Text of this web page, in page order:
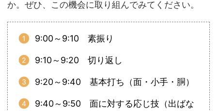
か。ぜひ、この機会に取り組んでみてください。
9:00～9:10 素振り
9:10～9:20 切り返し
9:20～9:40 基本打ち（面・小手・胴）
9:40～9:50 面に対する応じ技（出ばな